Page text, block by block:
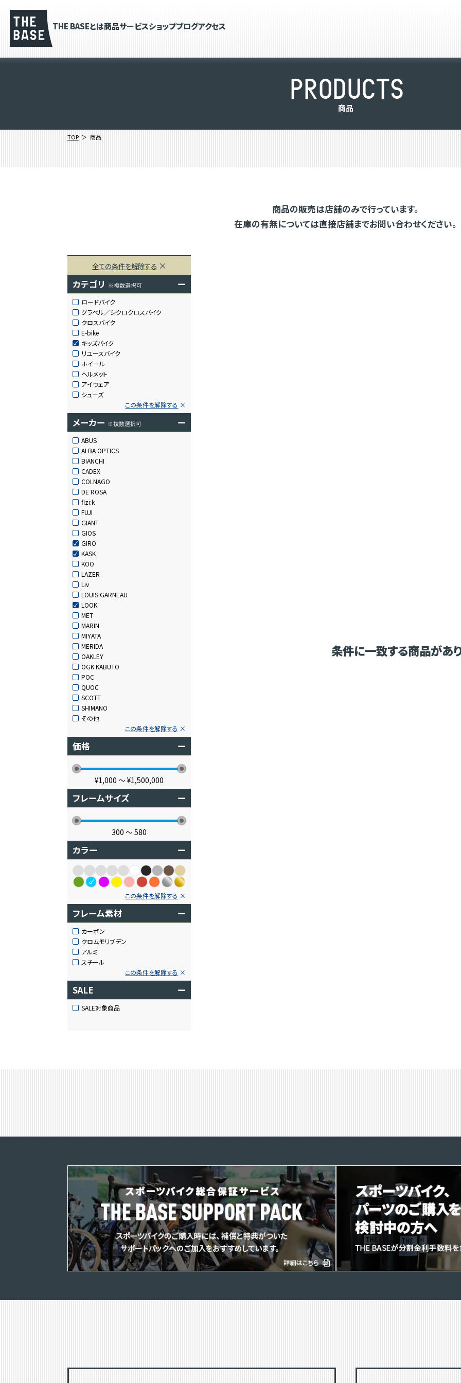
THE BASEとは商品サービスショップブログアクセス
PRODUCTS
商品
TOP 商品
商品の販売は店舗のみで行っています。
在庫の有無については直接店舗までお問い合わせください。
全ての条件を解除する
カテゴリ ※複数選択可 ー
ロードバイク
グラベル／シクロクロスバイク
クロスバイク
E-bike
キッズバイク
リユースバイク
ホイール
ヘルメット
アイウェア
シューズ
この条件を解除する
メーカー ※複数選択可 ー
ABUS
ALBA OPTICS
BIANCHI
CADEX
COLNAGO
DE ROSA
fizi:k
FUJI
GIANT
GIOS
GIRO
KASK
KOO
LAZER
Liv
LOUIS GARNEAU
LOOK
MET
MARIN
MIYATA
MERIDA
OAKLEY
OGK KABUTO
POC
QUOC
SCOTT
SHIMANO
その他
この条件を解除する
価格 ー
¥1,000 〜¥1,500,000
フレームサイズ ー
300 〜580
カラー ー
この条件を解除する
フレーム素材 ー
カーボン
クロムモリブデン
アルミ
スチール
この条件を解除する
SALE ー
SALE対象商品
条件に一致する商品があ